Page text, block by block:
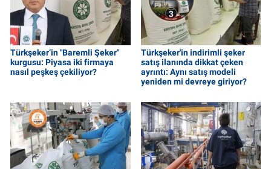
Türkşeker’in "Baremli Şeker"
kurgusu: Piyasa iki firmaya
nasıl peşkeş çekiliyor?
Türkşeker'in indirimli şeker
satış ilanında dikkat çeken
ayrıntı: Aynı satış modeli
yeniden mi devreye giriyor?